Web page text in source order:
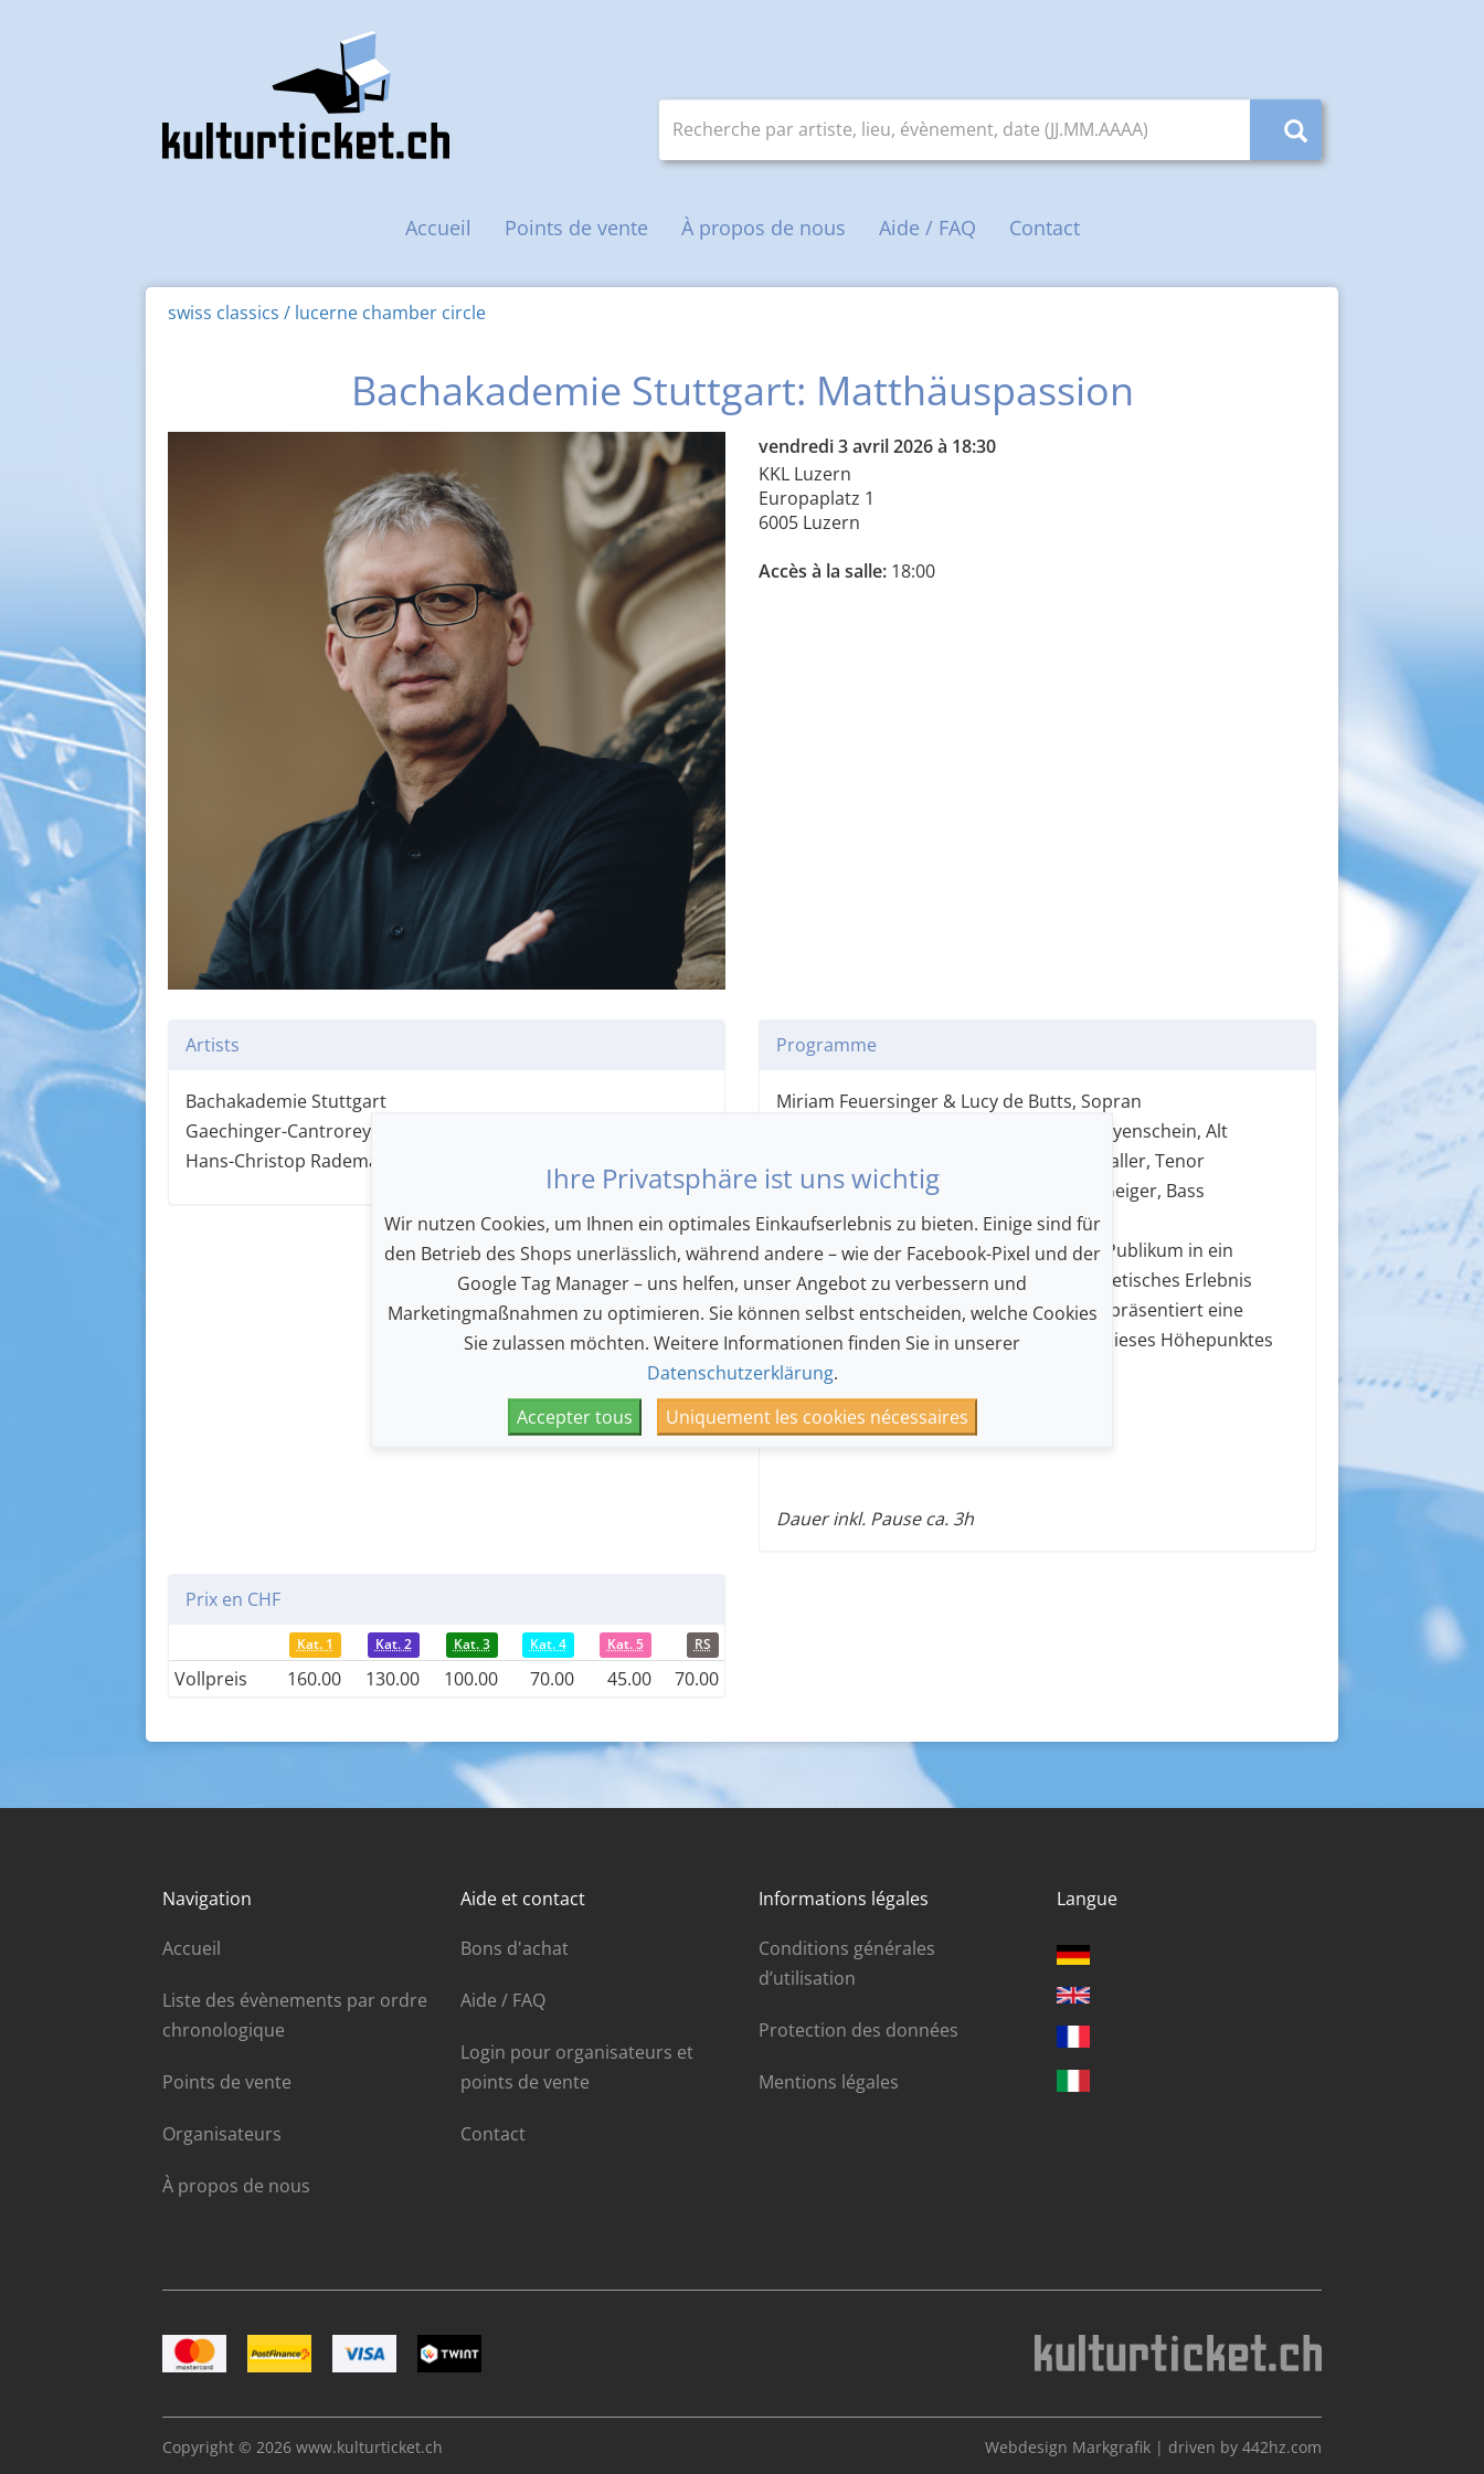
Navigation principale
Accueil Points de vente À propos de nous Aide / FAQ Contact
swiss classics / lucerne chamber circle
Bachakademie Stuttgart: Matthäuspassion
vendredi 3 avril 2026 à 18:30
KKL Luzern
Europaplatz 1
6005 Luzern
Accès à la salle: 18:00
Artists
Bachakademie Stuttgart
Gaechinger-Cantrorey
Hans-Christop Rademann
Programme
Miriam Feuersinger & Lucy de Butts, Sopran
Marie Henriette Reinhold & Jonathan Mayenschein, Alt
Patrick Grahl (Evangelist) & Christoph Pfaller, Tenor
Matthias Winckhler (Jesus) & Leonhard Geiger, Bass
Das monumentale Oratorium lässt das Publikum in ein
zutiefst spirituelles, bewegendes und poetisches Erlebnis
eintauchen. Hans-Christoph Rademann präsentiert eine
erneuerte und originalgetreue Version dieses Höhepunktes
der Vokalmusik.
J.S. Bach: «Matthäuspassion» BWV 244
Dauer inkl. Pause ca. 3h
Prix en CHF
Kat. 1 Kat. 2 Kat. 3 Kat. 4 Kat. 5 RS
Vollpreis 160.00 130.00 100.00 70.00 45.00 70.00
Navigation
Accueil
Liste des évènements par ordre
chronologique
Points de vente
Organisateurs
À propos de nous
Aide et contact
Bons d'achat
Aide / FAQ
Login pour organisateurs et
points de vente
Contact
Informations légales
Conditions générales
d’utilisation
Protection des données
Mentions légales
Langue
Image MastercardImage Postfinance
Image VISAImage TWINT
Copyright © 2026 www.kulturticket.ch Webdesign Markgrafik | driven by 442hz.com
Ihre Privatsphäre ist uns wichtig
Wir nutzen Cookies, um Ihnen ein optimales Einkaufserlebnis zu bieten. Einige sind für
den Betrieb des Shops unerlässlich, während andere – wie der Facebook-Pixel und der
Google Tag Manager – uns helfen, unser Angebot zu verbessern und
Marketingmaßnahmen zu optimieren. Sie können selbst entscheiden, welche Cookies
Sie zulassen möchten. Weitere Informationen finden Sie in unserer
Datenschutzerklärung.
Accepter tous
Uniquement les cookies nécessaires